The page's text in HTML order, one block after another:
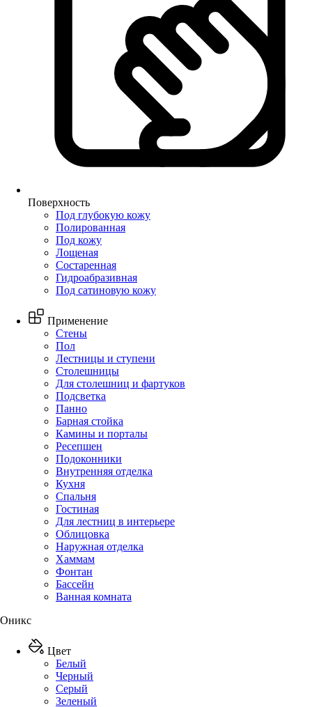
Поверхность
Под глубокую кожу
Полированная
Под кожу
Лощеная
Состаренная
Гидроабразивная
Под сатиновую кожу
Применение
Стены
Пол
Лестницы и ступени
Столешницы
Для столешниц и фартуков
Подсветка
Панно
Барная стойка
Камины и порталы
Ресепшен
Подоконники
Внутренняя отделка
Кухня
Спальня
Гостиная
Для лестниц в интерьере
Облицовка
Наружная отделка
Хаммам
Фонтан
Бассейн
Ванная комната
Оникс
Цвет
Белый
Черный
Серый
Зеленый